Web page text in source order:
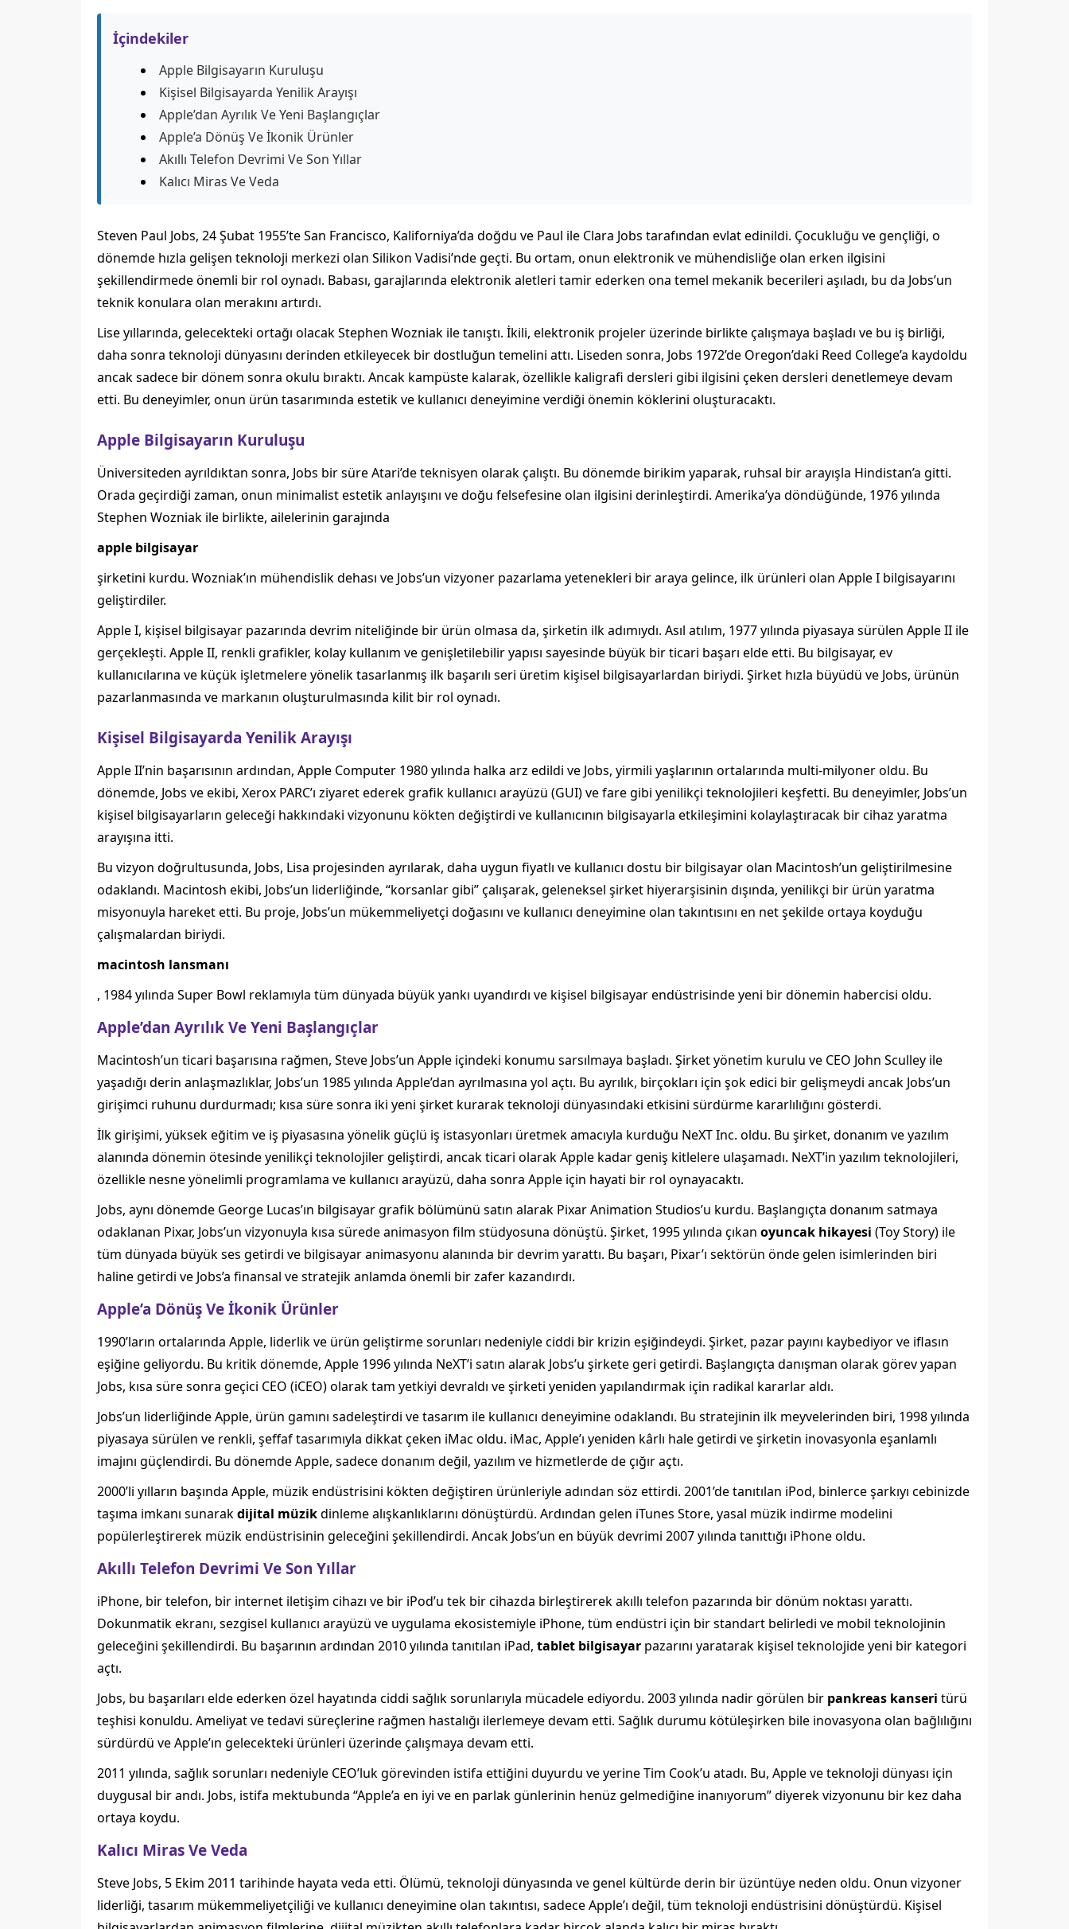
İçindekiler
Apple Bilgisayarın Kuruluşu
Kişisel Bilgisayarda Yenilik Arayışı
Apple’dan Ayrılık Ve Yeni Başlangıçlar
Apple’a Dönüş Ve İkonik Ürünler
Akıllı Telefon Devrimi Ve Son Yıllar
Kalıcı Miras Ve Veda
Steven Paul Jobs, 24 Şubat 1955’te San Francisco, Kaliforniya’da doğdu ve Paul ile Clara Jobs tarafından evlat edinildi. Çocukluğu ve gençliği, o
dönemde hızla gelişen teknoloji merkezi olan Silikon Vadisi’nde geçti. Bu ortam, onun elektronik ve mühendisliğe olan erken ilgisini
şekillendirmede önemli bir rol oynadı. Babası, garajlarında elektronik aletleri tamir ederken ona temel mekanik becerileri aşıladı, bu da Jobs’un
teknik konulara olan merakını artırdı.
Lise yıllarında, gelecekteki ortağı olacak Stephen Wozniak ile tanıştı. İkili, elektronik projeler üzerinde birlikte çalışmaya başladı ve bu iş birliği,
daha sonra teknoloji dünyasını derinden etkileyecek bir dostluğun temelini attı. Liseden sonra, Jobs 1972’de Oregon’daki Reed College’a kaydoldu
ancak sadece bir dönem sonra okulu bıraktı. Ancak kampüste kalarak, özellikle kaligrafi dersleri gibi ilgisini çeken dersleri denetlemeye devam
etti. Bu deneyimler, onun ürün tasarımında estetik ve kullanıcı deneyimine verdiği önemin köklerini oluşturacaktı.
Apple Bilgisayarın Kuruluşu
Üniversiteden ayrıldıktan sonra, Jobs bir süre Atari’de teknisyen olarak çalıştı. Bu dönemde birikim yaparak, ruhsal bir arayışla Hindistan’a gitti.
Orada geçirdiği zaman, onun minimalist estetik anlayışını ve doğu felsefesine olan ilgisini derinleştirdi. Amerika’ya döndüğünde, 1976 yılında
Stephen Wozniak ile birlikte, ailelerinin garajında
apple bilgisayar
şirketini kurdu. Wozniak’ın mühendislik dehası ve Jobs’un vizyoner pazarlama yetenekleri bir araya gelince, ilk ürünleri olan Apple I bilgisayarını
geliştirdiler.
Apple I, kişisel bilgisayar pazarında devrim niteliğinde bir ürün olmasa da, şirketin ilk adımıydı. Asıl atılım, 1977 yılında piyasaya sürülen Apple II ile
gerçekleşti. Apple II, renkli grafikler, kolay kullanım ve genişletilebilir yapısı sayesinde büyük bir ticari başarı elde etti. Bu bilgisayar, ev
kullanıcılarına ve küçük işletmelere yönelik tasarlanmış ilk başarılı seri üretim kişisel bilgisayarlardan biriydi. Şirket hızla büyüdü ve Jobs, ürünün
pazarlanmasında ve markanın oluşturulmasında kilit bir rol oynadı.
Kişisel Bilgisayarda Yenilik Arayışı
Apple II’nin başarısının ardından, Apple Computer 1980 yılında halka arz edildi ve Jobs, yirmili yaşlarının ortalarında multi-milyoner oldu. Bu
dönemde, Jobs ve ekibi, Xerox PARC’ı ziyaret ederek grafik kullanıcı arayüzü (GUI) ve fare gibi yenilikçi teknolojileri keşfetti. Bu deneyimler, Jobs’un
kişisel bilgisayarların geleceği hakkındaki vizyonunu kökten değiştirdi ve kullanıcının bilgisayarla etkileşimini kolaylaştıracak bir cihaz yaratma
arayışına itti.
Bu vizyon doğrultusunda, Jobs, Lisa projesinden ayrılarak, daha uygun fiyatlı ve kullanıcı dostu bir bilgisayar olan Macintosh’un geliştirilmesine
odaklandı. Macintosh ekibi, Jobs’un liderliğinde, “korsanlar gibi” çalışarak, geleneksel şirket hiyerarşisinin dışında, yenilikçi bir ürün yaratma
misyonuyla hareket etti. Bu proje, Jobs’un mükemmeliyetçi doğasını ve kullanıcı deneyimine olan takıntısını en net şekilde ortaya koyduğu
çalışmalardan biriydi.
macintosh lansmanı
, 1984 yılında Super Bowl reklamıyla tüm dünyada büyük yankı uyandırdı ve kişisel bilgisayar endüstrisinde yeni bir dönemin habercisi oldu.
Apple’dan Ayrılık Ve Yeni Başlangıçlar
Macintosh’un ticari başarısına rağmen, Steve Jobs’un Apple içindeki konumu sarsılmaya başladı. Şirket yönetim kurulu ve CEO John Sculley ile
yaşadığı derin anlaşmazlıklar, Jobs’un 1985 yılında Apple’dan ayrılmasına yol açtı. Bu ayrılık, birçokları için şok edici bir gelişmeydi ancak Jobs’un
girişimci ruhunu durdurmadı; kısa süre sonra iki yeni şirket kurarak teknoloji dünyasındaki etkisini sürdürme kararlılığını gösterdi.
İlk girişimi, yüksek eğitim ve iş piyasasına yönelik güçlü iş istasyonları üretmek amacıyla kurduğu NeXT Inc. oldu. Bu şirket, donanım ve yazılım
alanında dönemin ötesinde yenilikçi teknolojiler geliştirdi, ancak ticari olarak Apple kadar geniş kitlelere ulaşamadı. NeXT’in yazılım teknolojileri,
özellikle nesne yönelimli programlama ve kullanıcı arayüzü, daha sonra Apple için hayati bir rol oynayacaktı.
Jobs, aynı dönemde George Lucas’ın bilgisayar grafik bölümünü satın alarak Pixar Animation Studios’u kurdu. Başlangıçta donanım satmaya
odaklanan Pixar, Jobs’un vizyonuyla kısa sürede animasyon film stüdyosuna dönüştü. Şirket, 1995 yılında çıkan oyuncak hikayesi (Toy Story) ile
tüm dünyada büyük ses getirdi ve bilgisayar animasyonu alanında bir devrim yarattı. Bu başarı, Pixar’ı sektörün önde gelen isimlerinden biri
haline getirdi ve Jobs’a finansal ve stratejik anlamda önemli bir zafer kazandırdı.
Apple’a Dönüş Ve İkonik Ürünler
1990’ların ortalarında Apple, liderlik ve ürün geliştirme sorunları nedeniyle ciddi bir krizin eşiğindeydi. Şirket, pazar payını kaybediyor ve iflasın
eşiğine geliyordu. Bu kritik dönemde, Apple 1996 yılında NeXT’i satın alarak Jobs’u şirkete geri getirdi. Başlangıçta danışman olarak görev yapan
Jobs, kısa süre sonra geçici CEO (iCEO) olarak tam yetkiyi devraldı ve şirketi yeniden yapılandırmak için radikal kararlar aldı.
Jobs’un liderliğinde Apple, ürün gamını sadeleştirdi ve tasarım ile kullanıcı deneyimine odaklandı. Bu stratejinin ilk meyvelerinden biri, 1998 yılında
piyasaya sürülen ve renkli, şeffaf tasarımıyla dikkat çeken iMac oldu. iMac, Apple’ı yeniden kârlı hale getirdi ve şirketin inovasyonla eşanlamlı
imajını güçlendirdi. Bu dönemde Apple, sadece donanım değil, yazılım ve hizmetlerde de çığır açtı.
2000’li yılların başında Apple, müzik endüstrisini kökten değiştiren ürünleriyle adından söz ettirdi. 2001’de tanıtılan iPod, binlerce şarkıyı cebinizde
taşıma imkanı sunarakdijital müzikdinleme alışkanlıklarını dönüştürdü. Ardından gelen iTunes Store, yasal müzik indirme modelini
popülerleştirerek müzik endüstrisinin geleceğini şekillendirdi. Ancak Jobs’un en büyük devrimi 2007 yılında tanıttığı iPhone oldu.
Akıllı Telefon Devrimi Ve Son Yıllar
iPhone, bir telefon, bir internet iletişim cihazı ve bir iPod’u tek bir cihazda birleştirerek akıllı telefon pazarında bir dönüm noktası yarattı.
Dokunmatik ekranı, sezgisel kullanıcı arayüzü ve uygulama ekosistemiyle iPhone, tüm endüstri için bir standart belirledi ve mobil teknolojinin
geleceğini şekillendirdi. Bu başarının ardından 2010 yılında tanıtılan iPad, tablet bilgisayar pazarını yaratarak kişisel teknolojide yeni bir kategori
açtı.
Jobs, bu başarıları elde ederken özel hayatında ciddi sağlık sorunlarıyla mücadele ediyordu. 2003 yılında nadir görülen bir pankreas kanseri türü
teşhisi konuldu. Ameliyat ve tedavi süreçlerine rağmen hastalığı ilerlemeye devam etti. Sağlık durumu kötüleşirken bile inovasyona olan bağlılığını
sürdürdü ve Apple’ın gelecekteki ürünleri üzerinde çalışmaya devam etti.
2011 yılında, sağlık sorunları nedeniyle CEO’luk görevinden istifa ettiğini duyurdu ve yerine Tim Cook’u atadı. Bu, Apple ve teknoloji dünyası için
duygusal bir andı. Jobs, istifa mektubunda “Apple’a en iyi ve en parlak günlerinin henüz gelmediğine inanıyorum” diyerek vizyonunu bir kez daha
ortaya koydu.
Kalıcı Miras Ve Veda
Steve Jobs, 5 Ekim 2011 tarihinde hayata veda etti. Ölümü, teknoloji dünyasında ve genel kültürde derin bir üzüntüye neden oldu. Onun vizyoner
liderliği, tasarım mükemmeliyetçiliği ve kullanıcı deneyimine olan takıntısı, sadece Apple’ı değil, tüm teknoloji endüstrisini dönüştürdü. Kişisel